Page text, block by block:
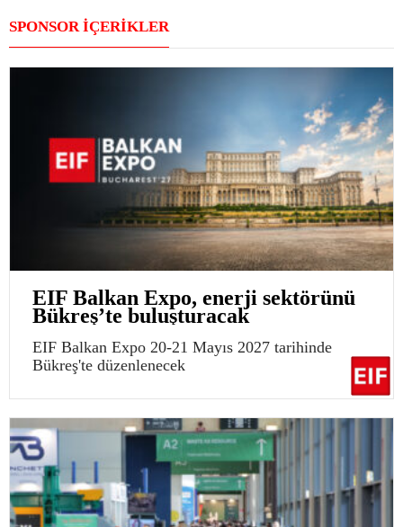
SPONSOR İÇERİKLER
EIF Balkan Expo, enerji sektörünü
Bükreş’te buluşturacak
EIF Balkan Expo 20-21 Mayıs 2027 tarihinde
Bükreş'te düzenlenecek